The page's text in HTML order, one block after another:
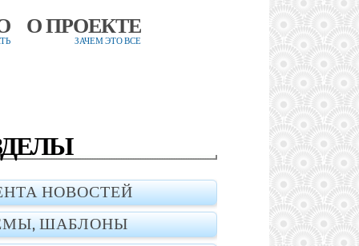
О ПРОЕКТЕ
ЗАЧЕМ ЭТО ВСЕ
НОВОСТЕЙ
ШАБЛОНЫ